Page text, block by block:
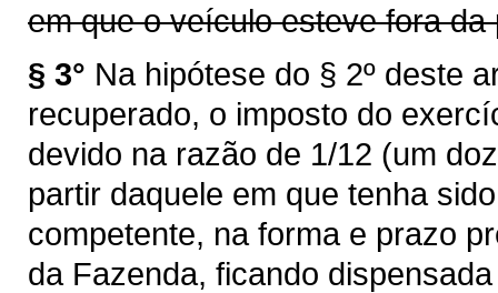
em que o veículo esteve fora
§ 3° Na hipótese do § 2º deste
recuperado, o imposto do
devido na razão de 1/12 (um
partir daquele em que tenha
competente, na forma e prazo
da Fazenda, ficando